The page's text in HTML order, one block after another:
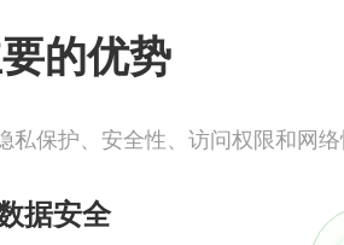
的优势
私保护、安全性、访问权限和网
据安全